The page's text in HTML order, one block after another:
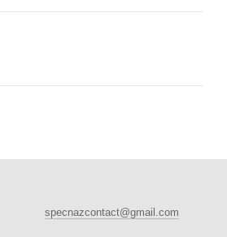
specnazcontact@gmail.com